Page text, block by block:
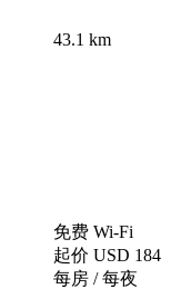
43.1 km
免费 Wi-Fi
起价 USD 184
每房 / 每夜